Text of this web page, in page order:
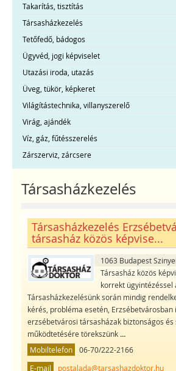
Takarítás, tisztítás
Társasházkezelés
Tetőfedő, bádogos
Ügyvéd, jogi képviselet
Utazási iroda, utazás
Üveg, tükör, képkeret
Világítástechnika, villanyszerelő
Virág, ajándék
Víz, gáz, fűtésszerelés
Zárszerviz, zárcsere
Társasházkezelés
Társasházkezelés
társasház közös képvise...
1063 Budapest
Társasház közös
korrekt ügyintézéssel
Társasházkezelésünk során mindig
kérés, probléma esetén, Erzsébetvárosban
erzsébetvárosi társasházak biztonságos és
működtetésére törekszünk...
Mobiltelefon
06-70/222-2166
E-mail
postalada@tarsashazdoktor.hu